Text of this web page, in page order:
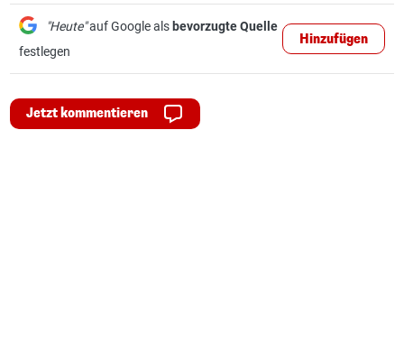
"Heute"auf Google als bevorzugte Quelle
festlegen
Hinzufügen
Jetzt kommentieren